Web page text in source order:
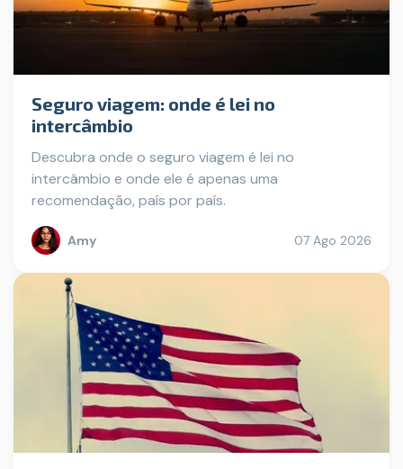
Seguro viagem: onde é lei no
intercâmbio
Descubra onde o seguro viagem é lei no
intercâmbio e onde ele é apenas uma
recomendação, país por país.
Amy 07 Ago 2026